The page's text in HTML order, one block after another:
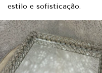
estilo e sofisticação.